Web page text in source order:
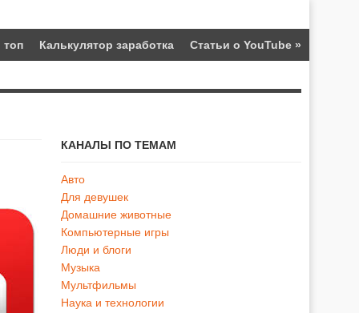
Калькулятор заработка Статьи о YouTube »
КАНАЛЫ ПО ТЕМАМ
Авто
Для девушек
Домашние животные
Компьютерные игры
Люди и блоги
Музыка
Мультфильмы
Наука и технологии